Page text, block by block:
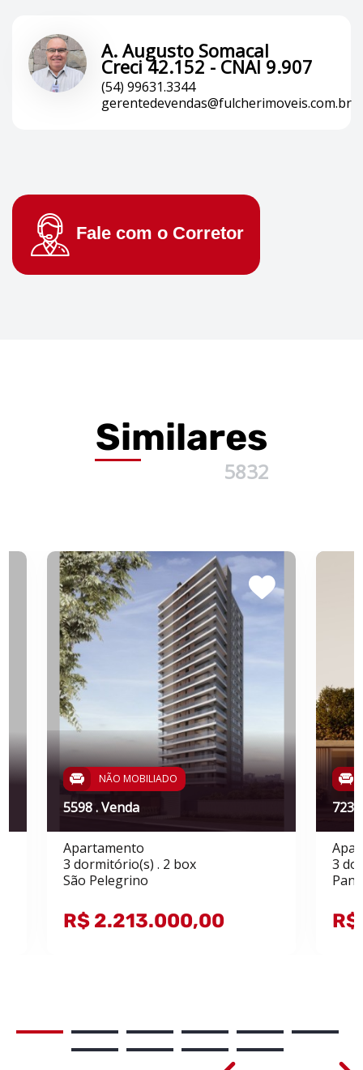
A. Augusto Somacal
Creci 42.152 - CNAI 9.907
(54) 99631.3344
gerentedevendas@fulcherimoveis.com.br
Fale com o Corretor
Similares
5832
NÃO MOBILIADO
5598 . Venda
Apartamento
3 dormitório(s) . 2 box
São Pelegrino
R$ 2.213.000,00
3